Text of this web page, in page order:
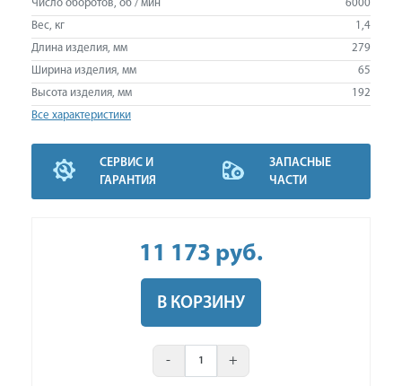
Число оборотов, об / мин
6000
Вес, кг
1,4
Длина изделия, мм
279
Ширина изделия, мм
65
Высота изделия, мм
192
Все характеристики
СЕРВИС И
ГАРАНТИЯ
ЗАПАСНЫЕ
ЧАСТИ
11 173 руб.
В КОРЗИНУ
- +